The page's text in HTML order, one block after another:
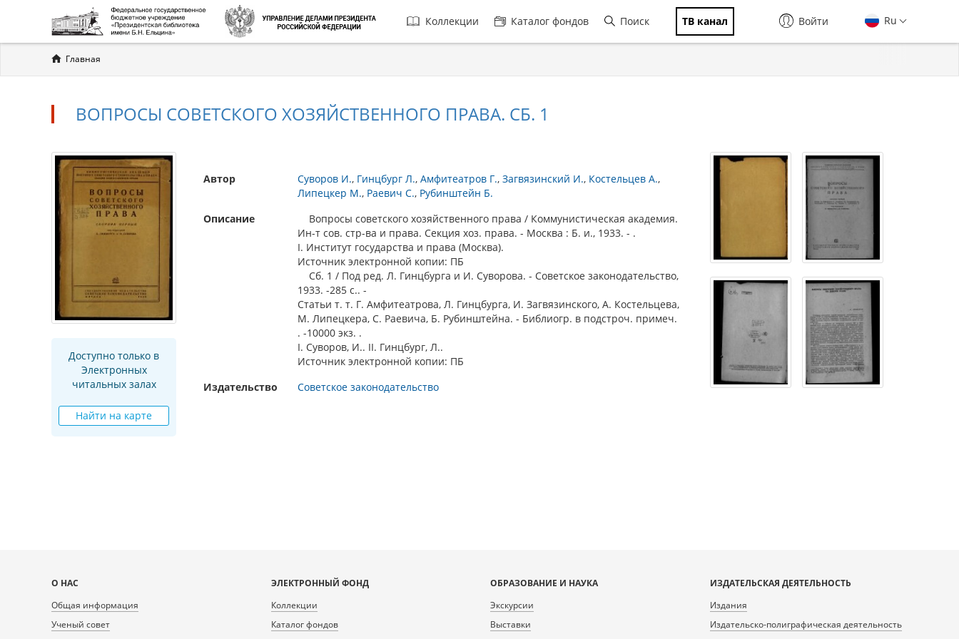
Главная
навигация
Коллекции Каталог фондов Поиск ТВ канал Ru
Войти
Вы
здесь
Главная
ВОПРОСЫ СОВЕТСКОГО ХОЗЯЙСТВЕННОГО ПРАВА. СБ. 1
Доступно только в
Электронных
читальных залах
Найти на карте
Автор Суворов И. Гинцбург Л. Амфитеатров Г. Загвязинский И. Костельцев А.
Липецкер М. Раевич С. Рубинштейн Б.
Описание
Вопросы советского хозяйственного права / Коммунистическая академия.
Ин-т сов. стр-ва и права. Секция хоз. права. - Москва : Б. и., 1933. - .
I. Институт государства и права (Москва).
Источник электронной копии: ПБ
Сб. 1 / Под ред. Л. Гинцбурга и И. Суворова. - Советское законодательство,
1933. -285 с.. -
Статьи т. т. Г. Амфитеатрова, Л. Гинцбурга, И. Загвязинского, А. Костельцева,
М. Липецкера, С. Раевича, Б. Рубинштейна. - Библиогр. в подстроч. примеч.
. -10000 экз. .
I. Суворов, И.. II. Гинцбург, Л..
Источник электронной копии: ПБ
Издательство
Советское законодательство
Карта
сайта
О НАС
Общая информация
Ученый совет
ЭЛЕКТРОННЫЙ ФОНД
Коллекции
Каталог фондов
ОБРАЗОВАНИЕ И НАУКА
Экскурсии
Выставки
ИЗДАТЕЛЬСКАЯ ДЕЯТЕЛЬНОСТЬ
Издания
Издательско-полиграфическая деятельность